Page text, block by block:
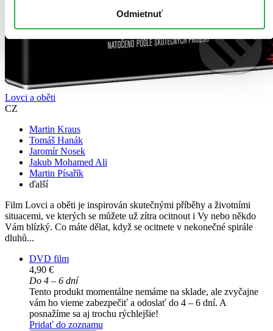
Odmietnuť
Lovci a oběti
CZ
Martin Kraus
Tomáš Hanák
Jaromír Nosek
Jakub Mohamed Ali
Martin Písařík
ďalší
Film Lovci a oběti je inspirován skutečnými příběhy a životními
situacemi, ve kterých se můžete už zítra ocitnout i Vy nebo někdo
Vám blízký. Co máte dělat, když se ocitnete v nekonečné spirále
dluhů...
DVD film
4,90 €
Do 4 – 6 dní
Tento produkt momentálne nemáme na sklade, ale zvyčajne
vám ho vieme zabezpečiť a odoslať do 4 – 6 dní. A
posnažíme sa aj trochu rýchlejšie!
Pridať do zoznamu